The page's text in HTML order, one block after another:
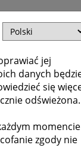
jej
danych
się
odświeżona.
momencie
zgody nie